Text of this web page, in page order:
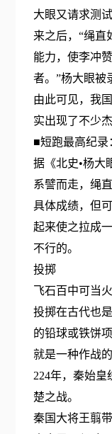
大眼又请求测
来之后，“绳直
能力，使李冲
者。”杨大眼被
由此可见，我
实出现了不少
■短跑最高纪录
据《北史•杨大
系譬而走，绳
具体成绩，但
起来使之拉成
不行的。
投掷
飞石百中可当
投掷在古代也
的铅球或铁饼
就是一种作战
224年，秦始
楚之战。
秦国大将王翦